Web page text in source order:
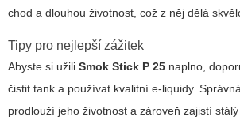
chod a dlouhou životnost, což z něj dělá
Tipy pro nejlepší zážitek
Abyste si užili Smok Stick P 25 naplno,
čistit tank a používat kvalitní e-liquidy.
prodlouží jeho životnost a zároveň zajistí